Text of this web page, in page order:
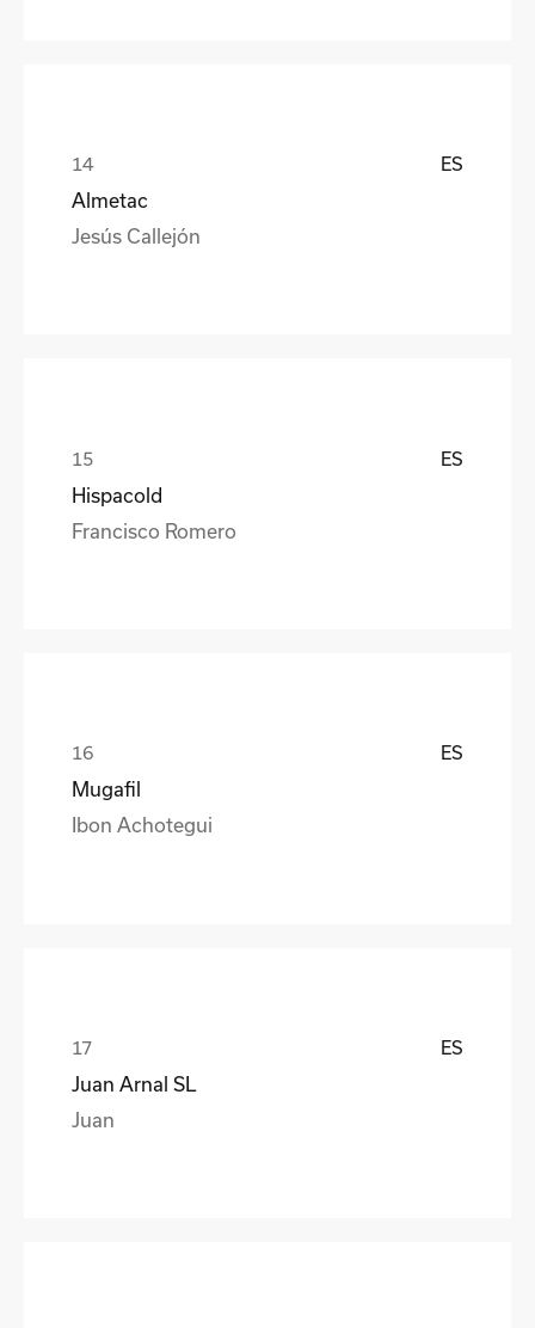
ES
Almetac
Jesús Callejón
ES
Hispacold
Francisco Romero
ES
Mugafil
Ibon Achotegui
ES
Juan Arnal SL
Juan